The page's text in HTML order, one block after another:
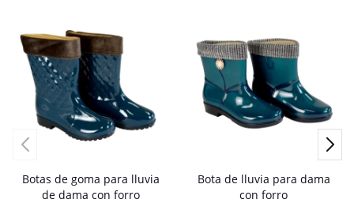
Botas de goma para lluvia
de dama con forro
Bota de lluvia para dama
con forro